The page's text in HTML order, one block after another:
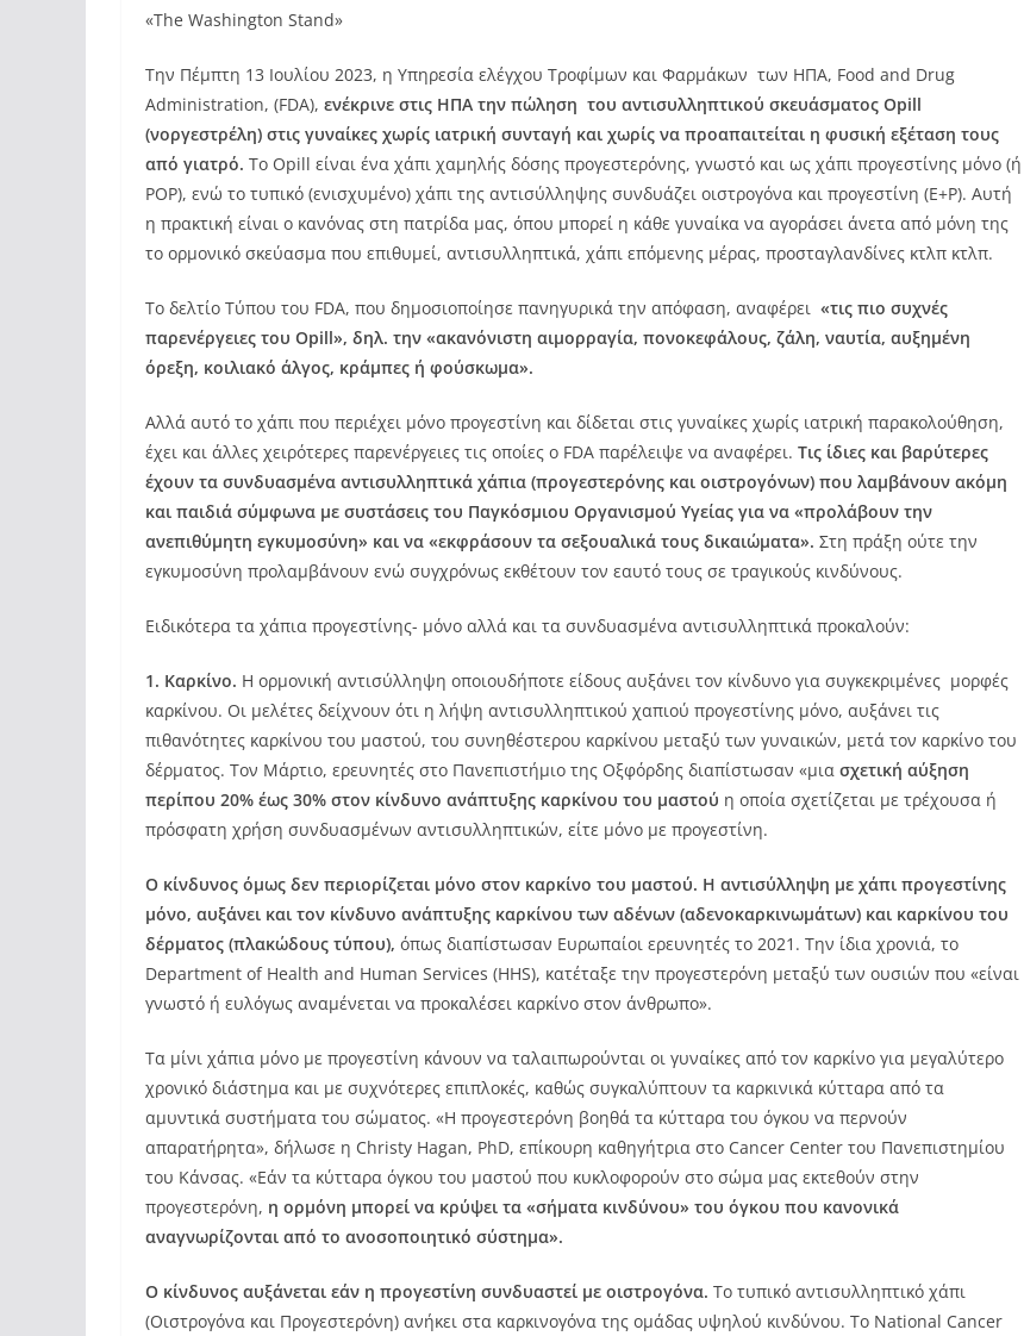
«The Washington Stand»
Την Πέμπτη 13 Ιουλίου 2023, η Υπηρεσία ελέγχου Τροφίμων και Φαρμάκων των ΗΠΑ, Food and Drug
Administration, (FDA), ενέκρινε στις ΗΠΑ την πώληση του αντισυλληπτικού σκευάσματος Opill
(νοργεστρέλη) στις γυναίκες χωρίς ιατρική συνταγή και χωρίς να προαπαιτείται η φυσική εξέταση τους
από γιατρό. Το Opill είναι ένα χάπι χαμηλής δόσης προγεστερόνης, γνωστό και ως χάπι προγεστίνης μόνο (ή
POP), ενώ το τυπικό (ενισχυμένο) χάπι της αντισύλληψης συνδυάζει οιστρογόνα και προγεστίνη (E+P). Αυτή
η πρακτική είναι ο κανόνας στη πατρίδα μας, όπου μπορεί η κάθε γυναίκα να αγοράσει άνετα από μόνη της
το ορμονικό σκεύασμα που επιθυμεί, αντισυλληπτικά, χάπι επόμενης μέρας, προσταγλανδίνες κτλπ κτλπ.
Το δελτίο Τύπου του FDA, που δημοσιοποίησε πανηγυρικά την απόφαση, αναφέρει «τις πιο συχνές
παρενέργειες του Opill», δηλ. την «ακανόνιστη αιμορραγία, πονοκεφάλους, ζάλη, ναυτία, αυξημένη
όρεξη, κοιλιακό άλγος, κράμπες ή φούσκωμα».
Αλλά αυτό το χάπι που περιέχει μόνο προγεστίνη και δίδεται στις γυναίκες χωρίς ιατρική παρακολούθηση,
έχει και άλλες χειρότερες παρενέργειες τις οποίες ο FDA παρέλειψε να αναφέρει. Τις ίδιες και βαρύτερες
έχουν τα συνδυασμένα αντισυλληπτικά χάπια (προγεστερόνης και οιστρογόνων) που λαμβάνουν ακόμη
και παιδιά σύμφωνα με συστάσεις του Παγκόσμιου Οργανισμού Υγείας για να «προλάβουν την
ανεπιθύμητη εγκυμοσύνη» και να «εκφράσουν τα σεξουαλικά τους δικαιώματα». Στη πράξη ούτε την
εγκυμοσύνη προλαμβάνουν ενώ συγχρόνως εκθέτουν τον εαυτό τους σε τραγικούς κινδύνους.
Ειδικότερα τα χάπια προγεστίνης- μόνο αλλά και τα συνδυασμένα αντισυλληπτικά προκαλούν:
1. Καρκίνο. Η ορμονική αντισύλληψη οποιουδήποτε είδους αυξάνει τον κίνδυνο για συγκεκριμένες μορφές
καρκίνου. Οι μελέτες δείχνουν ότι η λήψη αντισυλληπτικού χαπιού προγεστίνης μόνο, αυξάνει τις
πιθανότητες καρκίνου του μαστού, του συνηθέστερου καρκίνου μεταξύ των γυναικών, μετά τον καρκίνο του
δέρματος. Τον Μάρτιο, ερευνητές στο Πανεπιστήμιο της Οξφόρδης διαπίστωσαν «μια σχετική αύξηση
περίπου 20% έως 30% στον κίνδυνο ανάπτυξης καρκίνου του μαστού η οποία σχετίζεται με τρέχουσα ή
πρόσφατη χρήση συνδυασμένων αντισυλληπτικών, είτε μόνο με προγεστίνη.
Ο κίνδυνος όμως δεν περιορίζεται μόνο στον καρκίνο του μαστού. Η αντισύλληψη με χάπι προγεστίνης
μόνο, αυξάνει και τον κίνδυνο ανάπτυξης καρκίνου των αδένων (αδενοκαρκινωμάτων) και καρκίνου του
δέρματος (πλακώδους τύπου), όπως διαπίστωσαν Ευρωπαίοι ερευνητές το 2021. Την ίδια χρονιά, το
Department of Health and Human Services (HHS), κατέταξε την προγεστερόνη μεταξύ των ουσιών που «είναι
γνωστό ή ευλόγως αναμένεται να προκαλέσει καρκίνο στον άνθρωπο».
Τα μίνι χάπια μόνο με προγεστίνη κάνουν να ταλαιπωρούνται οι γυναίκες από τον καρκίνο για μεγαλύτερο
χρονικό διάστημα και με συχνότερες επιπλοκές, καθώς συγκαλύπτουν τα καρκινικά κύτταρα από τα
αμυντικά συστήματα του σώματος. «Η προγεστερόνη βοηθά τα κύτταρα του όγκου να περνούν
απαρατήρητα», δήλωσε η Christy Hagan, PhD, επίκουρη καθηγήτρια στο Cancer Center του Πανεπιστημίου
του Κάνσας. «Εάν τα κύτταρα όγκου του μαστού που κυκλοφορούν στο σώμα μας εκτεθούν στην
προγεστερόνη, η ορμόνη μπορεί να κρύψει τα «σήματα κινδύνου» του όγκου που κανονικά
αναγνωρίζονται από το ανοσοποιητικό σύστημα».
Ο κίνδυνος αυξάνεται εάν η προγεστίνη συνδυαστεί με οιστρογόνα. Το τυπικό αντισυλληπτικό χάπι
(Οιστρογόνα και Προγεστερόνη) ανήκει στα καρκινογόνα της ομάδας υψηλού κινδύνου. Το National Cancer